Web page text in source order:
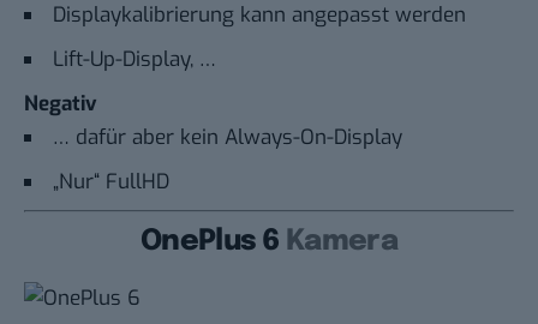
Displaykalibrierung kann angepasst werden
Lift-Up-Display, …
Negativ
… dafür aber kein Always-On-Display
„Nur“ FullHD
OnePlus 6 Kamera